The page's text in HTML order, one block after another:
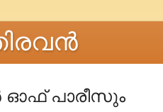
ഓഫ് പാരീസും